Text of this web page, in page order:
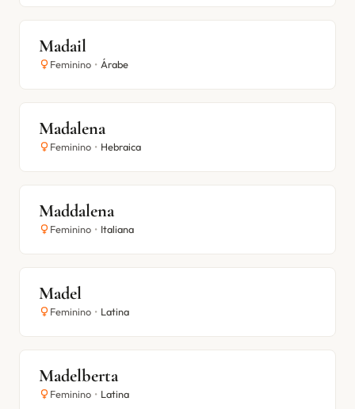
Madail
Feminino • Árabe
Madalena
Feminino • Hebraica
Maddalena
Feminino • Italiana
Madel
Feminino • Latina
Madelberta
Feminino • Latina